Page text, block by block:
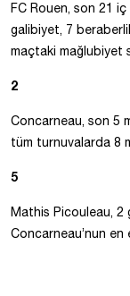
FC Rouen, son 21
galibiyet, 7
maçtaki mağlubiyet
2
Concarneau, son 5
tüm turnuvalarda 8
5
Mathis Picouleau,
Concarneau’nun